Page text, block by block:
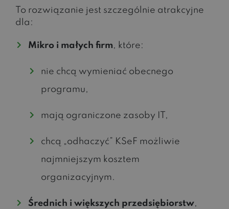
To rozwiązanie jest szczególnie atrakcyjne
dla:
Mikro i małych firm, które:
nie chcą wymieniać obecnego
programu,
mają ograniczone zasoby IT,
chcą „odhaczyć” KSeF możliwie
najmniejszym kosztem
organizacyjnym.
Średnich i większych przedsiębiorstw,